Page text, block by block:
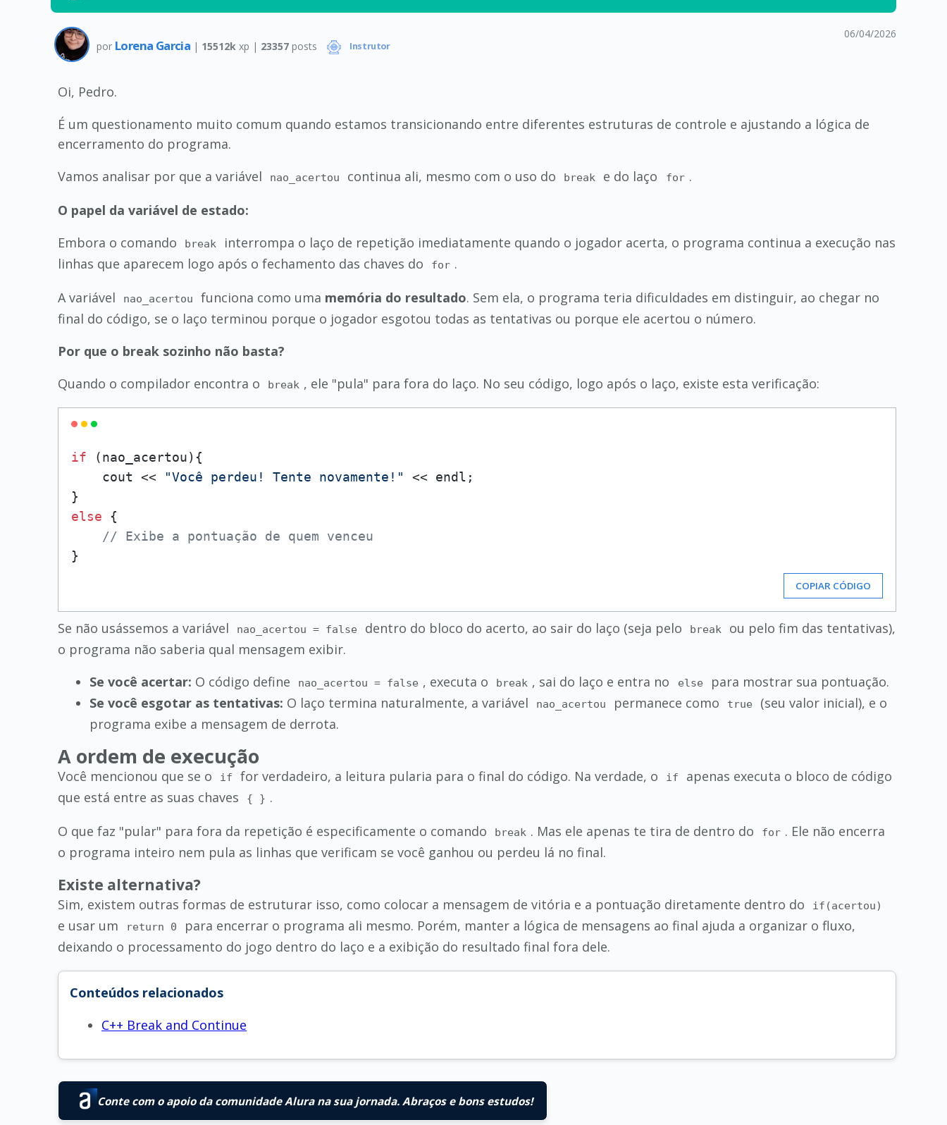
por Lorena Garcia | 15512k xp | 23357posts Instrutor
06/04/2026
Oi, Pedro.
É um questionamento muito comum quando estamos transicionando entre diferentes estruturas de controle e ajustando a lógica de
encerramento do programa.
Vamos analisar por que a variável
nao_acertou continua ali, mesmo com o uso do break e do laço for .
O papel da variável de estado:
Embora o comando
break
interrompa o laço de repetição imediatamente quando o jogador acerta, o programa continua a execução nas
linhas que aparecem logo após o fechamento das chaves do
for .
A variável
nao_acertou funciona como uma memória do resultado. Sem ela, o programa teria dificuldades em distinguir, ao chegar no
final do código, se o laço terminou porque o jogador esgotou todas as tentativas ou porque ele acertou o número.
Por que o break sozinho não basta?
Quando o compilador encontra o
break , ele "pula" para fora do laço. No seu código, logo após o laço, existe esta verificação:
if (nao_acertou){
    cout <<
"Você perdeu! Tente novamente!"
<< endl;
else {
// Exibe a pontuação de quem venceu
COPIAR CÓDIGO
Se não usássemos a variável nao_acertou = false dentro do bloco do acerto, ao sair do laço (seja pelo break
ou pelo fim das tentativas),
o programa não saberia qual mensagem exibir.
Se você acertar: O código define nao_acertou = false , executa o break , sai do laço e entra no else
para mostrar sua pontuação.
Se você esgotar as tentativas: O laço termina naturalmente, a variável nao_acertou permanece como true
(seu valor inicial), e o
programa exibe a mensagem de derrota.
A ordem de execução
Você mencionou que se o if for verdadeiro, a leitura pularia para o final do código. Na verdade, o if
apenas executa o bloco de código
que está entre as suas chaves
{ } .
O que faz "pular" para fora da repetição é especificamente o comando
break . Mas ele apenas te tira de dentro do for . Ele não encerra
o programa inteiro nem pula as linhas que verificam se você ganhou ou perdeu lá no final.
Existe alternativa?
Sim, existem outras formas de estruturar isso, como colocar a mensagem de vitória e a pontuação diretamente dentro do if(acertou)
e usar um return 0
para encerrar o programa ali mesmo. Porém, manter a lógica de mensagens ao final ajuda a organizar o fluxo,
deixando o processamento do jogo dentro do laço e a exibição do resultado final fora dele.
Conteúdos relacionados
C++ Break and Continue
Conte com o apoio da comunidade Alura na sua jornada. Abraços e bons estudos!